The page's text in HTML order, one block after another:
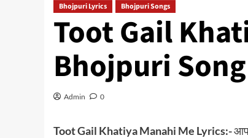
Bhojpuri Lyrics Bhojpuri Songs
Toot Gail
Bhojpuri Song
Admin 0
Toot Gail Khatiya Manahi Me Lyrics:-